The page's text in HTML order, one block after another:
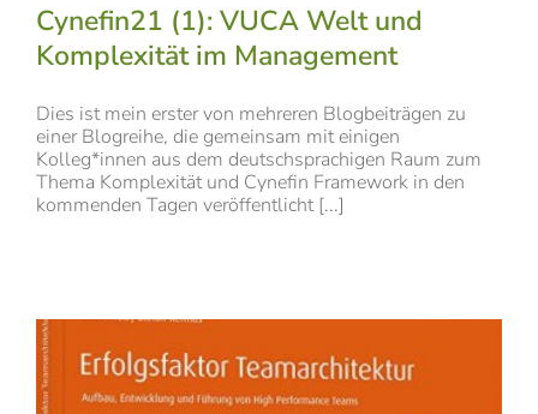
Cynefin21 (1): VUCA Welt und
Komplexität im Management
Dies ist mein erster von mehreren Blogbeiträgen zu
einer Blogreihe, die gemeinsam mit einigen
Kolleg*innen aus dem deutschsprachigen Raum zum
Thema Komplexität und Cynefin Framework in den
kommenden Tagen veröffentlicht [...]